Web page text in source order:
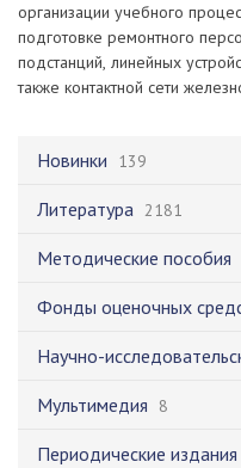
Новинки 139
Литература 2181
Методические пособия
Фонды оценочных
Научно-
Мультимедия 8
Периодические издания
организации учебного
подготовке ремонтного
подстанций, линейных
также контактной сети